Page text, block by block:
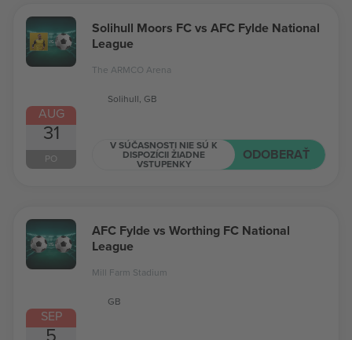
AUG
31
PO
Solihull Moors FC vs AFC Fylde National
League
The ARMCO Arena
Solihull, GB
V SÚČASNOSTI NIE SÚ K
DISPOZÍCII ŽIADNE
VSTUPENKY
ODOBERAŤ
SEP
5
AFC Fylde vs Worthing FC National
League
Mill Farm Stadium
GB